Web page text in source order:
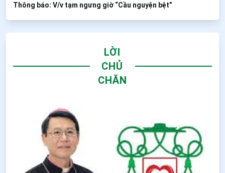
Thông báo: V/v tạm ngưng giờ “Cầu nguyện bệt”
LỜI
CHỦ
CHĂN